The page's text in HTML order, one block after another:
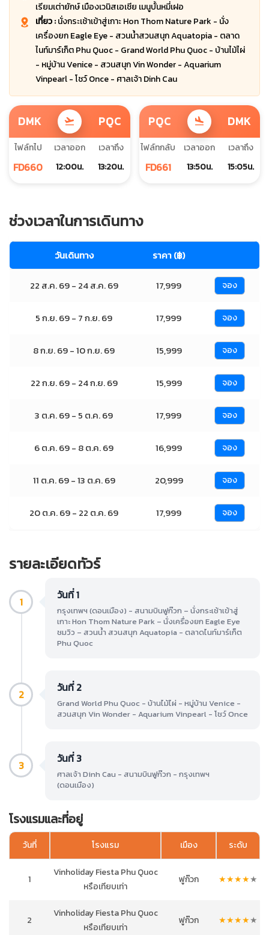
เรียมเต่ายักษ์ เมืองเวนิสเอเชีย เมนูบั้นหมี่เฝอ
เที่ยว :นั่งกระเช้าเข้าสู่เกาะ Hon Thom Nature Park - นั่ง
เครื่องยก Eagle Eye - สวนน้ำสวนสนุก Aquatopia - ตลาด
ไนท์มาร์เก็ต Phu Quoc - Grand World Phu Quoc - บ้านไม้ไผ่
- หมู่บ้าน Venice - สวนสนุก Vin Wonder - Aquarium
Vinpearl - โชว์ Once - ศาลเจ้า Dinh Cau
DMK flight_takeoff PQC
ไฟล์ทไป
FD660
เวลาออก
12:00น.
เวลาถึง
13:20น.
PQC flight_land DMK
ไฟล์ทกลับ
FD661
เวลาออก
13:50น.
เวลาถึง
15:05น.
ช่วงเวลาในการเดินทาง
วันเดินทาง ราคา (฿)
22 ส.ค. 69 - 24 ส.ค. 69 17,999 จอง
5 ก.ย. 69 - 7 ก.ย. 69 17,999 จอง
8 ก.ย. 69 - 10 ก.ย. 69 15,999 จอง
22 ก.ย. 69 - 24 ก.ย. 69 15,999 จอง
3 ต.ค. 69 - 5 ต.ค. 69 17,999 จอง
6 ต.ค. 69 - 8 ต.ค. 69 16,999 จอง
11 ต.ค. 69 - 13 ต.ค. 69 20,999 จอง
20 ต.ค. 69 - 22 ต.ค. 69 17,999 จอง
รายละเอียดทัวร์
1 วันที่ 1
กรุงเทพฯ (ดอนเมือง) - สนามบินฟูก๊วก – นั่งกระเช้าเข้าสู่
เกาะ Hon Thom Nature Park – นั่งเครื่องยก Eagle Eye
ชมวิว – สวนน้ำ สวนสนุก Aquatopia - ตลาดไนท์มาร์เก็ต
Phu Quoc
2 วันที่ 2
Grand World Phu Quoc - บ้านไม้ไผ่ - หมู่บ้าน Venice -
สวนสนุก Vin Wonder - Aquarium Vinpearl - โชว์ Once
3 วันที่ 3
ศาลเจ้า Dinh Cau - สนามบินฟูก๊วก - กรุงเทพฯ
(ดอนเมือง)
โรงแรมและที่อยู่
วันที่ โรงแรม เมือง ระดับ
1
Vinholiday Fiesta Phu Quoc
หรือเทียบเท่า
ฟูก๊วก ★★★★★
2
Vinholiday Fiesta Phu Quoc
หรือเทียบเท่า
ฟูก๊วก ★★★★★